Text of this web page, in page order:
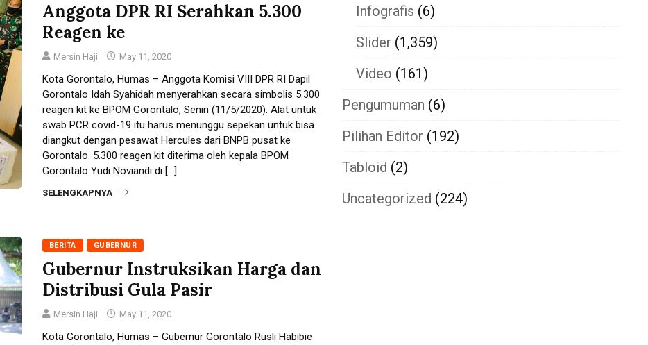
Anggota DPR RI Serahkan 5.300
Reagen ke
Mersin Haji May 11, 2020
Kota Gorontalo, Humas – Anggota Komisi VIII DPR RI Dapil
Gorontalo Idah Syahidah menyerahkan secara simbolis 5.300
reagen kit ke BPOM Gorontalo, Senin (11/5/2020). Alat untuk
swab PCR covid-19 itu harus menunggu sepekan untuk bisa
diangkut dengan pesawat Hercules dari BNPB pusat ke
Gorontalo. 5.300 reagen kit diterima oleh kepala BPOM
Gorontalo Yudi Noviandi di […]
SELENGKAPNYA
BERITA GUBERNUR
Gubernur Instruksikan Harga dan
Distribusi Gula Pasir
Mersin Haji May 11, 2020
Kota Gorontalo, Humas – Gubernur Gorontalo Rusli Habibie
Infografis (6)
Slider (1,359)
Video (161)
Pengumuman (6)
Pilihan Editor (192)
Tabloid (2)
Uncategorized (224)